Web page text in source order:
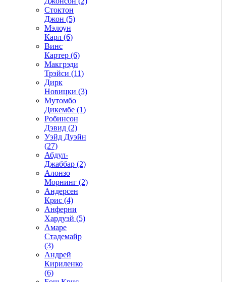
Стоктон
Джон (5)
Мэлоун
Карл (6)
Винс
Картер (6)
Макгрэди
Трэйси (11)
Дирк
Новицки (3)
Мутомбо
Дикембе (1)
Робинсон
Дэвид (2)
Уэйд Дуэйн
(27)
Абдул-
Джаббар (2)
Алонзо
Морнинг (2)
Андерсен
Крис (4)
Анферни
Xардуэй (5)
Амаре
Стадемайр
(3)
Андрей
Кириленко
(6)